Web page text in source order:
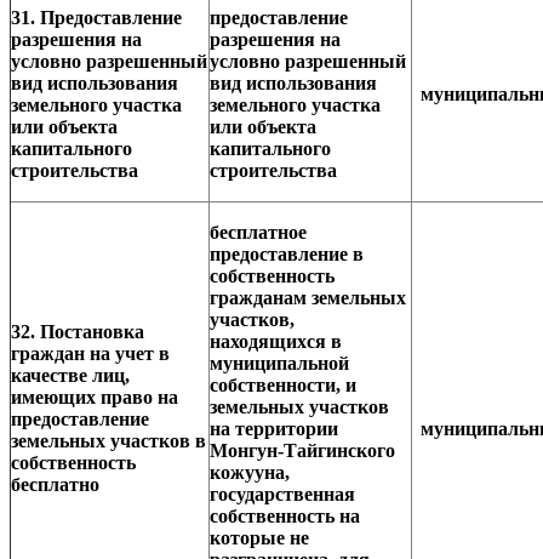
31. Предоставление
разрешения на
условно разрешенный
вид использования
земельного участка
или объекта
капитального
строительства
предоставление
разрешения на
условно разрешенный
вид использования
земельного участка
или объекта
капитального
строительства
32. Постановка
граждан на учет в
качестве лиц,
имеющих право на
предоставление
земельных участков в
собственность
бесплатно
бесплатное
предоставление в
собственность
гражданам земельных
участков,
находящихся в
муниципальной
собственности, и
земельных участков
на территории
Монгун-Тайгинского
кожууна,
государственная
собственность на
которые не